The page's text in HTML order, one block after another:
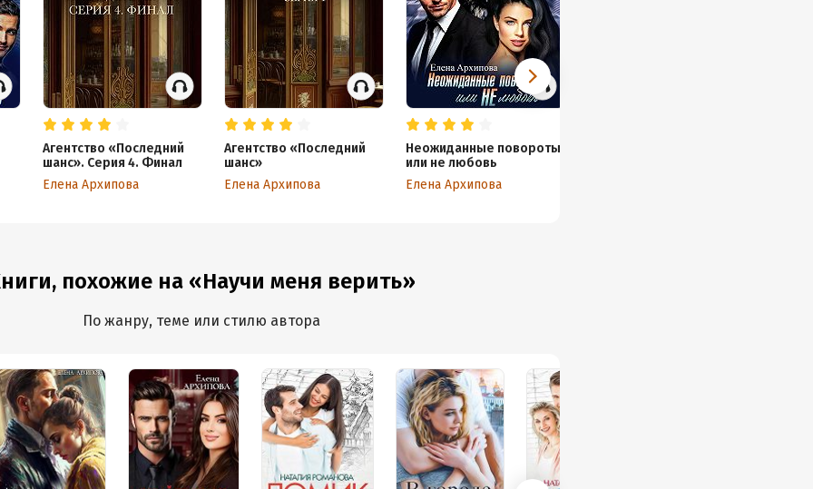
Агентство «Последний
шанс». Серия 4. Финал
Елена Архипова
Агентство «Последний
шанс»
Елена Архипова
Неожиданные повороты
или не любовь
Елена Архипова
похожие на «Научи меня верить»
По жанру, теме или стилю автора